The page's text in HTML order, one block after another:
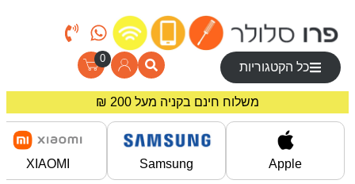
כל הקטגוריות
0
משלוח חינם בקניה מעל 200 ₪
מחירים מיוחדים לרוכשים באתר!
Apple
Samsung
XIAOMI